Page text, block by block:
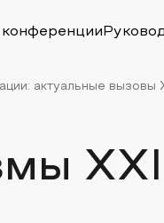
актуальные вызовы